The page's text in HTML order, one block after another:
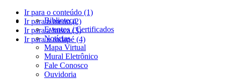
Ir para o conteúdo (1)
Ir para o menu (2)
Ir para a busca (3)
Ir para o rodapé (4)
Biblioteca
Eventos / Certificados
Notícias
Mapa Virtual
Mural Eletrônico
Fale Conosco
Ouvidoria